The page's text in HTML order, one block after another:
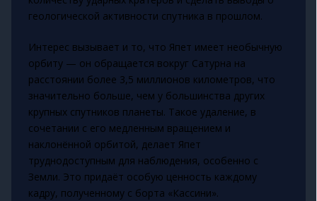
геологической активности спутника в прошлом.
Интерес вызывает и то, что Япет имеет необычную
орбиту — он обращается вокруг Сатурна на
расстоянии более 3,5 миллионов километров, что
значительно больше, чем у большинства других
крупных спутников планеты. Такое удаление, в
сочетании с его медленным вращением и
наклонённой орбитой, делает Япет
труднодоступным для наблюдения, особенно с
Земли. Это придаёт особую ценность каждому
кадру, полученному с борта «Кассини».